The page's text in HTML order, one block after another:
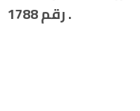
رقم 1788 .